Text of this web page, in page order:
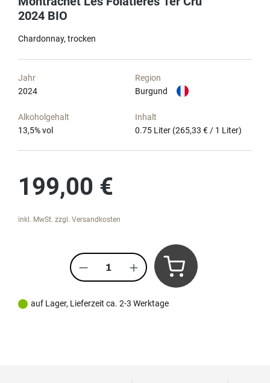
2024 BIO
Chardonnay trocken
Jahr
2024
Region
Burgund
Alkoholgehalt
13,5% vol
Inhalt
0.75 Liter (265,33 € / 1 Liter)
199,00 €
inkl. MwSt. zzgl. Versandkosten
Produkt Anzahl: Gib den
auf Lager, Lieferzeit ca. 2-3 Werktage